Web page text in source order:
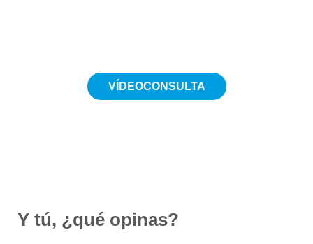
VÍDEOCONSULTA
Y tú, ¿qué opinas?